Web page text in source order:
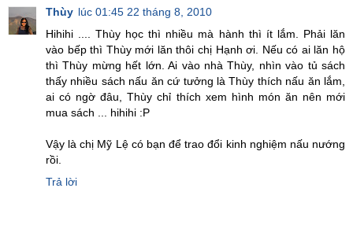
Thùy lúc 01:45 22 tháng 8, 2010
Hihihi .... Thùy học thì nhiều mà hành thì ít lắm. Phải lăn
vào bếp thì Thùy mới lăn thôi chị Hạnh ơi. Nếu có ai lăn hộ
thì Thùy mừng hết lớn. Ai vào nhà Thùy, nhìn vào tủ sách
thấy nhiều sách nấu ăn cứ tưởng là Thùy thích nấu ăn lắm,
ai có ngờ đâu, Thùy chỉ thích xem hình món ăn nên mới
mua sách ... hihihi :P
Vậy là chị Mỹ Lệ có bạn để trao đổi kinh nghiệm nấu nướng
rồi.
Trả lời